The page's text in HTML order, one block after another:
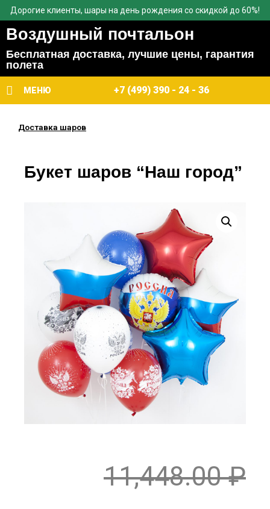
Дорогие клиенты, шары на день рождения со скидкой до 60%!
Воздушный почтальон
Бесплатная доставка, лучшие цены, гарантия
полета
МЕНЮ +7 (499) 390 - 24 - 36
Доставка шаров
Букет шаров “Наш город”
11,448.00₽